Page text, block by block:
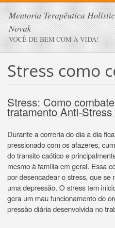
Mentoria Terapêutica
Novak
VOCÊ DE BEM COM A VIDA!
Stress como
Stress: Como
tratamento Anti-Stress
Durante a correria do dia a dia
pressionado com os afazeres,
do transito caótico e
mesmo à família em geral. Essa
por desencadear o stress, que se
uma depressão. O stress tem
gera um mau funcionamento do
pressão diária desenvolvida no